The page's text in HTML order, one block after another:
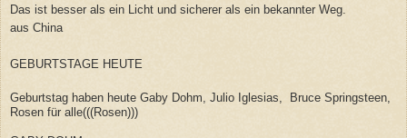
Das ist besser als ein Licht und sicherer als ein bekannter Weg.
aus China
GEBURTSTAGE HEUTE
Geburtstag haben heute Gaby Dohm, Julio Iglesias, Bruce Springsteen,
Rosen für alle(((Rosen)))